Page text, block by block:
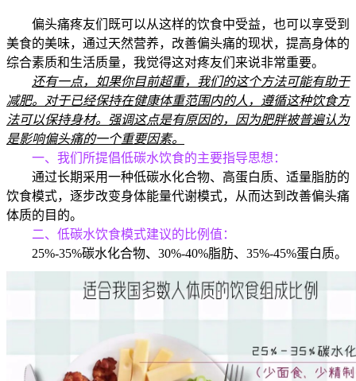
偏头痛疼友们既可以从这样的饮食中受益，也可以享受到
美食的美味，通过天然营养，改善偏头痛的现状，提高身体的
综合素质和生活质量，我觉得这对疼友们来说非常重要。
还有一点，如果你目前超重，我们的这个方法可能有助于
减肥。对于已经保持在健康体重范围内的人，遵循这种饮食方
法可以保持身材。强调这点是有原因的，因为肥胖被普遍认为
是影响偏头痛的一个重要因素。
一、我们所提倡低碳水饮食的主要指导思想：
通过长期采用一种低碳水化合物、高蛋白质、适量脂肪的
饮食模式，逐步改变身体能量代谢模式，从而达到改善偏头痛
体质的目的。
二、低碳水饮食模式建议的比例值：
25%-35%碳水化合物、30%-40%脂肪、35%-45%蛋白质。